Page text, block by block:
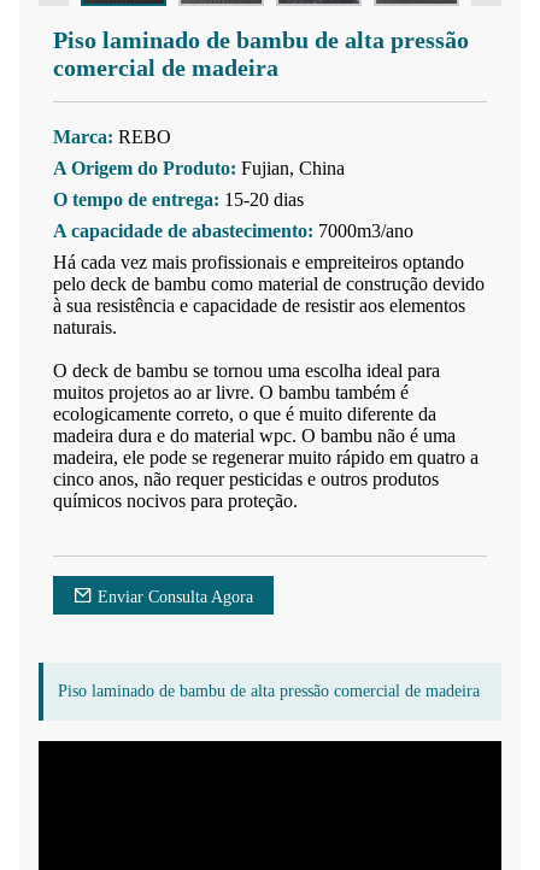
Piso laminado de bambu de alta pressão
comercial de madeira
Marca: REBO
A Origem do Produto: Fujian, China
O tempo de entrega: 15-20 dias
A capacidade de abastecimento: 7000m3/ano
Há cada vez mais profissionais e empreiteiros optando
pelo deck de bambu como material de construção devido
à sua resistência e capacidade de resistir aos elementos
naturais.
O deck de bambu se tornou uma escolha ideal para
muitos projetos ao ar livre. O bambu também é
ecologicamente correto, o que é muito diferente da
madeira dura e do material wpc. O bambu não é uma
madeira, ele pode se regenerar muito rápido em quatro a
cinco anos, não requer pesticidas e outros produtos
químicos nocivos para proteção.
Enviar Consulta Agora
Piso laminado de bambu de alta pressão comercial de madeira